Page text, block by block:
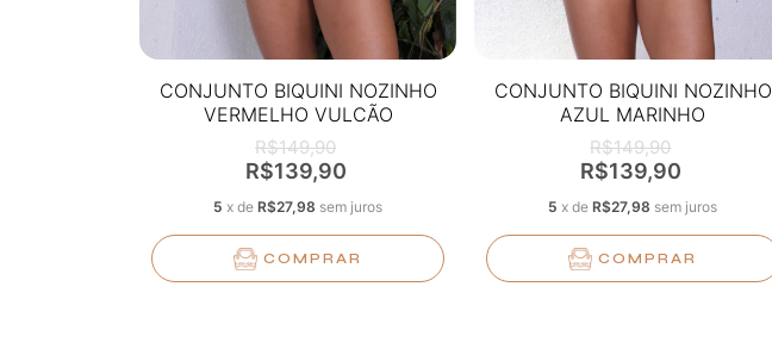
CONJUNTO BIQUINI NOZINHO
VERMELHO VULCÃO
R$149,90
R$139,90
5 xdeR$27,98 sem juros
COMPRAR
CONJUNTO BIQUINI NOZINHO
AZUL MARINHO
R$149,90
R$139,90
5 xdeR$27,98 sem juros
COMPRAR